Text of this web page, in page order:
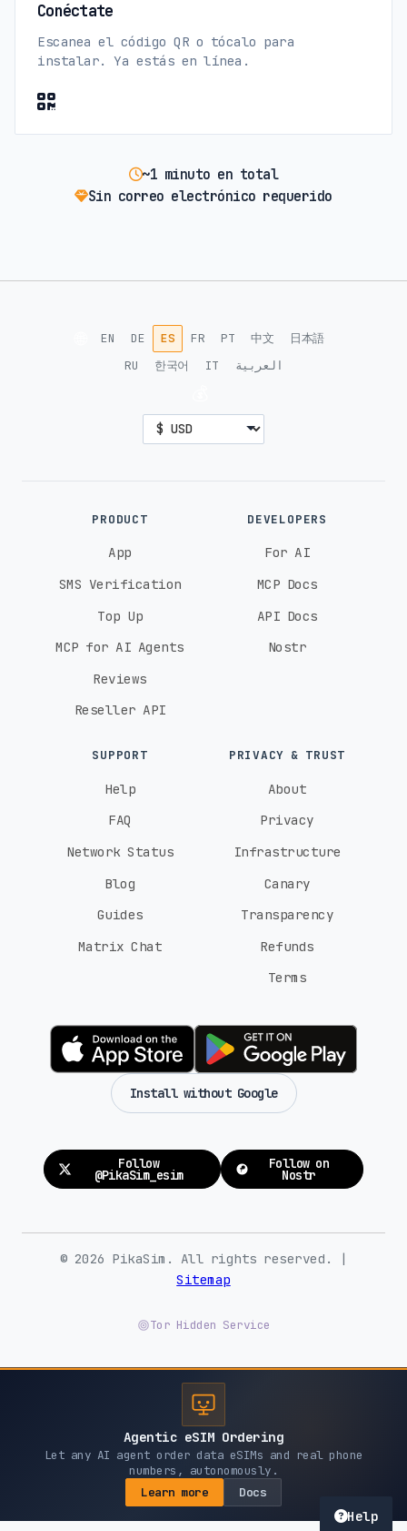
Conéctate
Escanea el código QR o tócalo para
instalar. Ya estás en línea.
~1 minuto en total
Sin correo electrónico requerido
Help
EN DE ES FR PT 中文
日本語
RU
한국어 IT العربية
PRODUCT
App
SMS Verification
Top Up
MCP for AI Agents
Reviews
Reseller API
DEVELOPERS
For AI
MCP Docs
API Docs
Nostr
SUPPORT
Help
FAQ
Network Status
Blog
Guides
Matrix Chat
PRIVACY & TRUST
About
Privacy
Infrastructure
Canary
Transparency
Refunds
Terms
Install without Google
Follow
@PikaSim_esim
Follow on
Nostr
© 2026 PikaSim. All rights reserved. |
Sitemap
Tor Hidden Service
Agentic eSIM Ordering
Let any AI agent order data eSIMs and real phone
numbers, autonomously.
Learn more
Docs